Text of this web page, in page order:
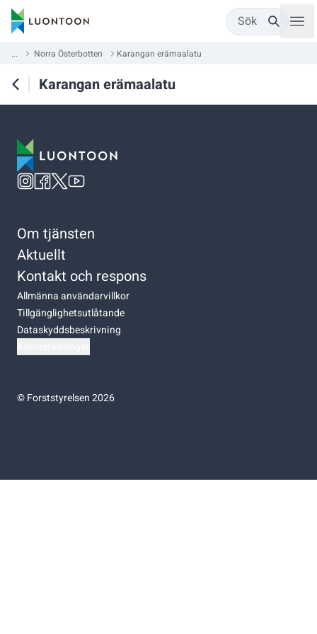
Sök
... Norra Österbotten Karangan erämaalatu
Karangan erämaalatu
Om tjänsten
Aktuellt
Kontakt och respons
Allmänna användarvillkor
Tillgänglighetsutlåtande
Dataskyddsbeskrivning
©Forststyrelsen 2026